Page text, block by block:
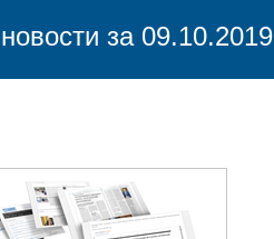
за 09.10.2019